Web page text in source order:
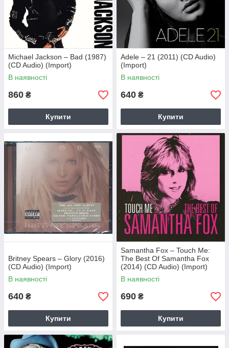
Michael Jackson – Bad (1987)
(CD Audio) (Import)
В наявності
860 ₴
Купити
Adele – 21 (2011) (CD Audio)
(Import)
В наявності
640 ₴
Купити
Britney Spears – Glory (2016)
(CD Audio) (Import)
В наявності
640 ₴
Купити
Samantha Fox – Touch Me:
The Best Of Samantha Fox
(2014) (CD Audio) (Import)
В наявності
690 ₴
Купити